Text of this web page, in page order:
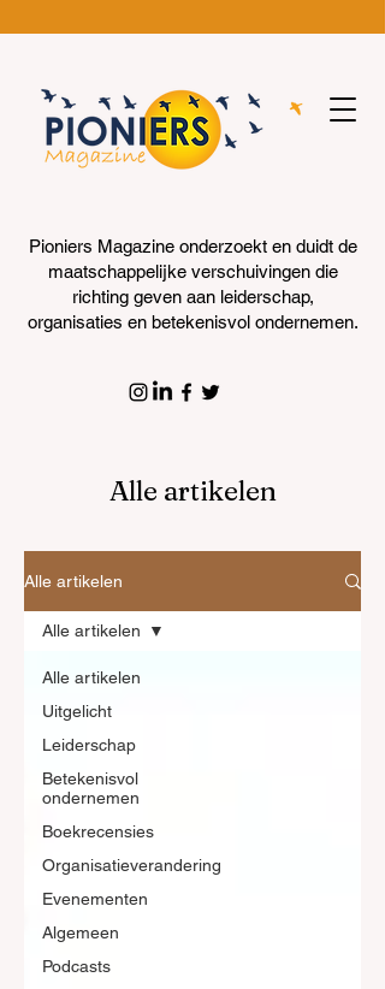
Pioniers Magazine onderzoekt en duidt de
maatschappelijke verschuivingen die
richting geven aan leiderschap,
organisaties en betekenisvol ondernemen.
Alle artikelen
Alle artikelen
Alle artikelen
Uitgelicht
Leiderschap
Betekenisvol
ondernemen
Boekrecensies
Organisatieverandering
Evenementen
Algemeen
Podcasts
Alle artikelen